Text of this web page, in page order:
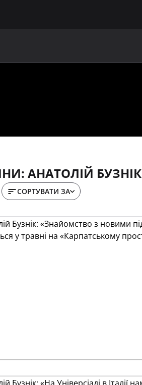
АНАТОЛІЙ БУЗНІК
СОРТУВАТИ ЗА